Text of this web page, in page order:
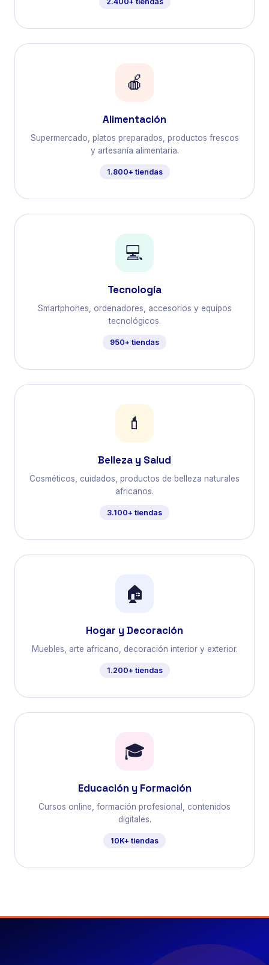
🍎
Alimentación
Supermercado, platos preparados, productos frescos
y artesanía alimentaria.
1.800+ tiendas
💻
Tecnología
Smartphones, ordenadores, accesorios y equipos
tecnológicos.
950+ tiendas
💄
Belleza y Salud
Cosméticos, cuidados, productos de belleza naturales
africanos.
3.100+ tiendas
🏠
Hogar y Decoración
Muebles, arte africano, decoración interior y exterior.
1.200+ tiendas
🎓
Educación y Formación
Cursos online, formación profesional, contenidos
digitales.
10K+ tiendas